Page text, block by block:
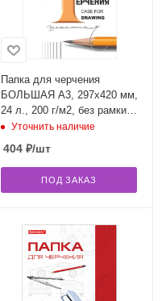
Папка для черчения
БОЛЬШАЯ А3, 297х420 мм,
24 л., 200 г/м2, без рамки,
ватман СПБФ ГОЗНАК,
Уточнить наличие
404₽/шт
ПОД ЗАКАЗ